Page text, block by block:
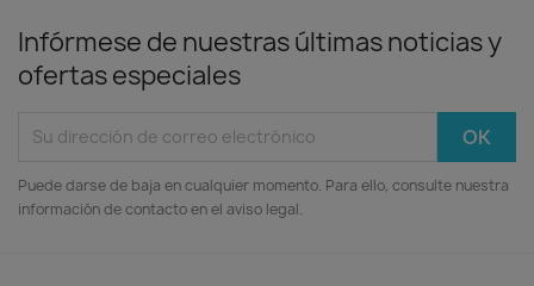
Infórmese de nuestras últimas noticias y
ofertas especiales
Puede darse de baja en cualquier momento. Para ello, consulte nuestra
información de contacto en el aviso legal.